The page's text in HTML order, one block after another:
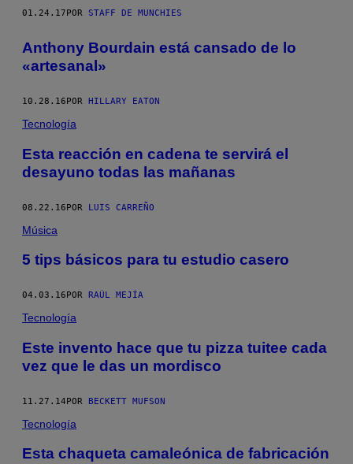
01.24.17POR STAFF DE MUNCHIES
Anthony Bourdain está cansado de lo
«artesanal»
10.28.16 POR HILLARY EATON
Tecnología
Esta reacción en cadena te servirá el
desayuno todas las mañanas
08.22.16POR LUIS CARREÑO
Música
5 tips básicos para tu estudio casero
04.03.16 POR RAÚL MEJÍA
Tecnología
Este invento hace que tu pizza tuitee cada
vez que le das un mordisco
11.27.14POR BECKETT MUFSON
Tecnología
Esta chaqueta camaleónica de fabricación